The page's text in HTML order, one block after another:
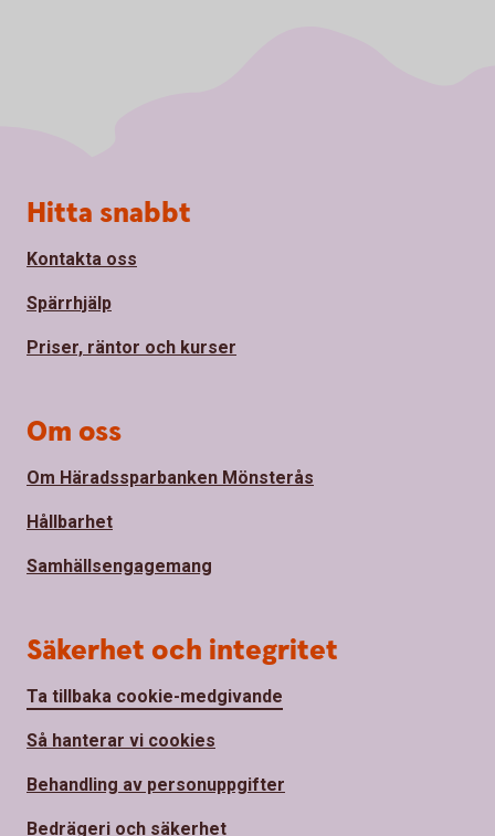
Sidfot
Hitta snabbt
Kontakta oss
Spärrhjälp
Priser, räntor och kurser
Om oss
Om Häradssparbanken Mönsterås
Hållbarhet
Samhällsengagemang
Säkerhet och integritet
Ta tillbaka cookie-medgivande
Så hanterar vi cookies
Behandling av personuppgifter
Bedrägeri och säkerhet